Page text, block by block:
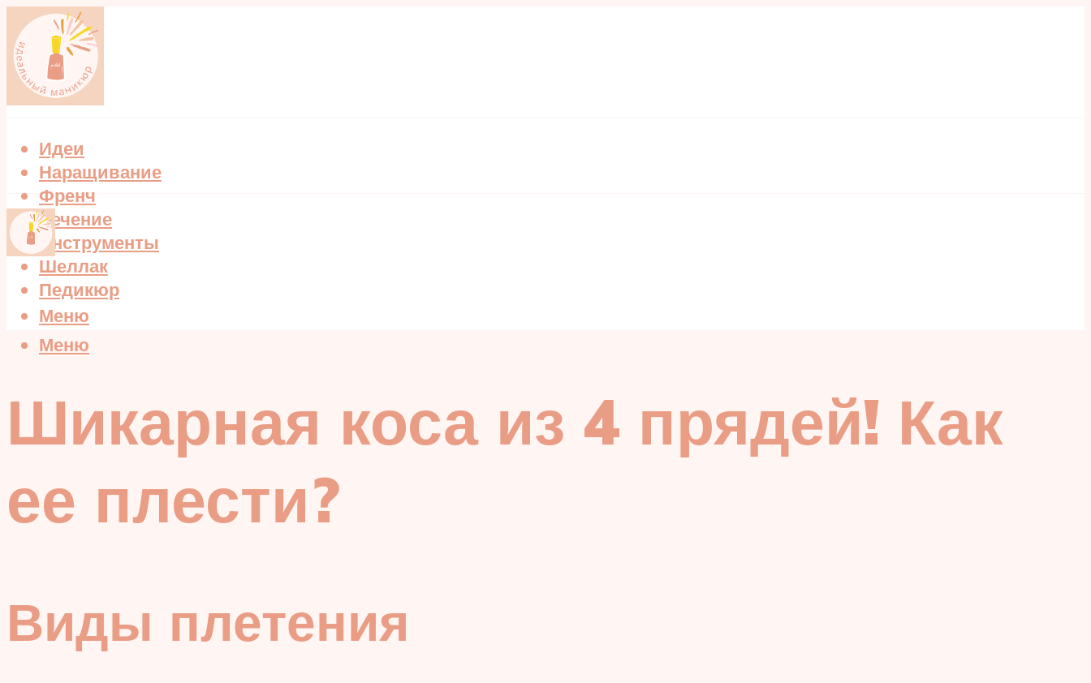
Идеи
Наращивание
Френч
Лечение
Инструменты
Шеллак
Педикюр
Меню
Меню
Шикарная коса из 4 прядей! Как
ее плести?
Виды плетения